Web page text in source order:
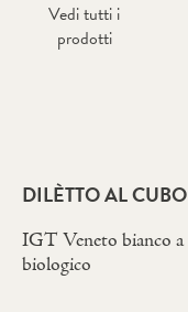
Vedi tutti i
prodotti
DILÈTTO AL CUBO
IGT Veneto bianco a
biologico